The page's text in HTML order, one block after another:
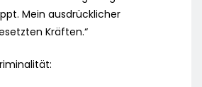
Mein ausdrücklicher
Kräften.“